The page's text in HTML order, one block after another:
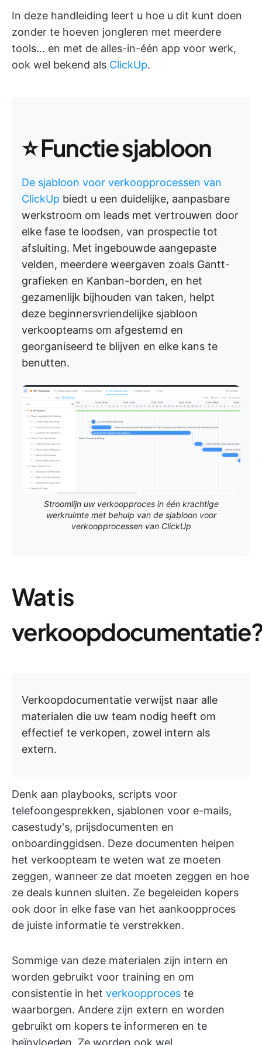
In deze handleiding leert u hoe u dit kunt doen
zonder te hoeven jongleren met meerdere
tools... en met de alles-in-één app voor werk,
ook wel bekend als ClickUp.
⭐ Functie sjabloon
De sjabloon voor verkoopprocessen van
ClickUp biedt u een duidelijke, aanpasbare
werkstroom om leads met vertrouwen door
elke fase te loodsen, van prospectie tot
afsluiting. Met ingebouwde aangepaste
velden, meerdere weergaven zoals Gantt-
grafieken en Kanban-borden, en het
gezamenlijk bijhouden van taken, helpt
deze beginnersvriendelijke sjabloon
verkoopteams om afgestemd en
georganiseerd te blijven en elke kans te
benutten.
Stroomlijn uw verkoopproces in één krachtige
werkruimte met behulp van de sjabloon voor
verkoopprocessen van ClickUp
Wat is
Verkoopdocumentatie verwijst naar alle
materialen die uw team nodig heeft om
effectief te verkopen, zowel intern als
extern.
Denk aan playbooks, scripts voor
telefoongesprekken, sjablonen voor e-mails,
casestudy's, prijsdocumenten en
onboardinggidsen. Deze documenten helpen
het verkoopteam te weten wat ze moeten
zeggen, wanneer ze dat moeten zeggen en hoe
ze deals kunnen sluiten. Ze begeleiden kopers
ook door in elke fase van het aankoopproces
de juiste informatie te verstrekken.
Sommige van deze materialen zijn intern en
worden gebruikt voor training en om
consistentie in het verkoopproces te
waarborgen. Andere zijn extern en worden
gebruikt om kopers te informeren en te